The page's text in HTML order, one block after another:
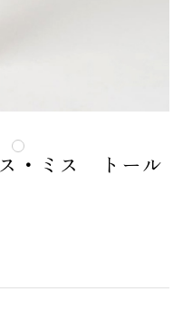
・ミス トール